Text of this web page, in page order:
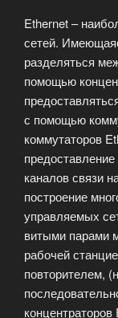
Ethernet –
сетей.
разделяться
помощью
с помощью
коммутаторов
каналов связи
построение
управляемых
витыми парами
рабочей
повторителем,